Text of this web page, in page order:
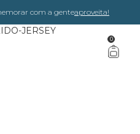
com a genteaproveita!
0